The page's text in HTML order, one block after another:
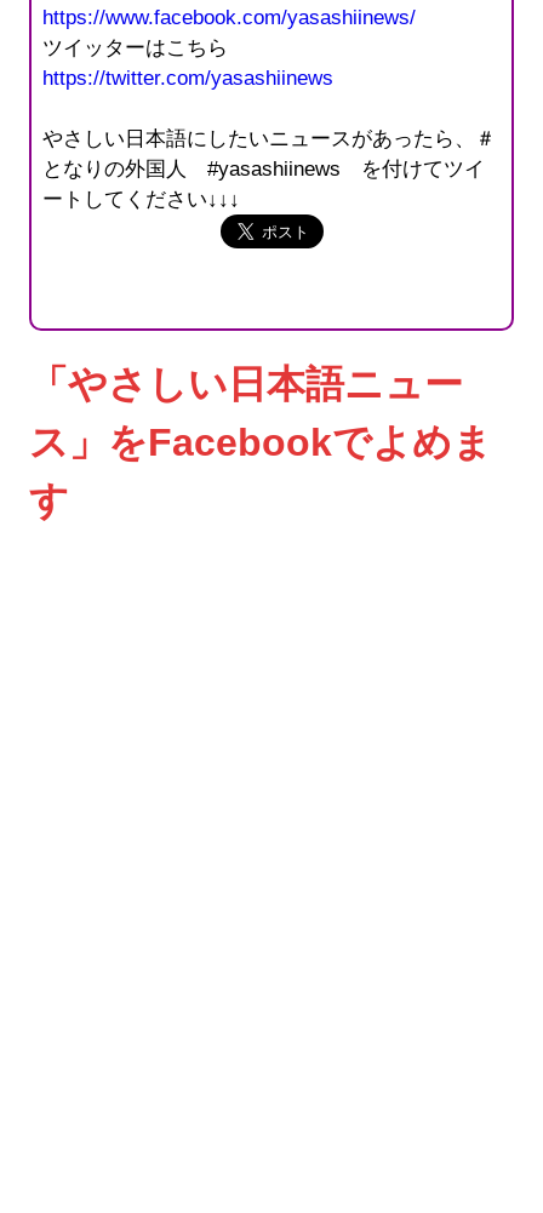
https://www.facebook.com/yasashiinews/
ツイッターはこちら
https://twitter.com/yasashiinews
やさしい日本語にしたいニュースがあったら、＃
となりの外国人 #yasashiinews を付けてツイ
ートしてください↓↓↓
「やさしい日本語ニュー
ス」をFacebookでよめま
す